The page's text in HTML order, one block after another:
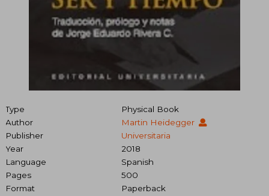
Type
Physical Book
Author
Martin Heidegger
Publisher
Universitaria
Year
2018
Language
Spanish
Pages
500
Format
Paperback